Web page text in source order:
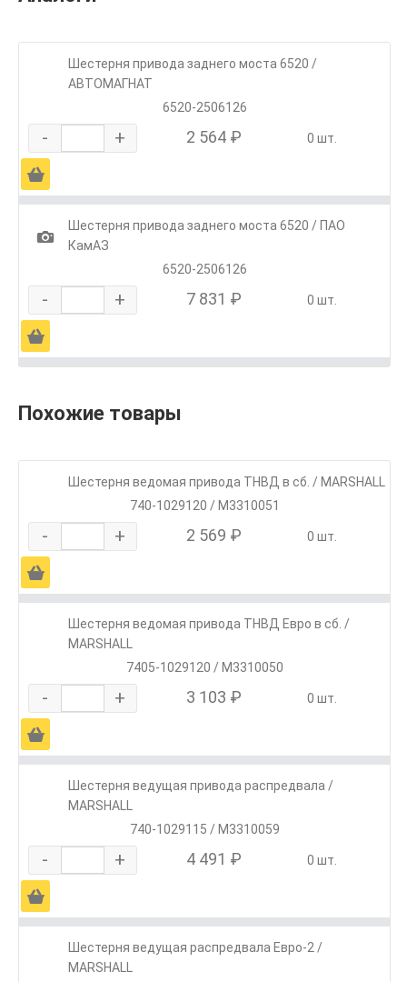
Шестерня привода заднего моста 6520 /
АВТОМАГНАТ
6520-2506126
- + 2 564 ₽ 0 шт.
Ä
1
Шестерня привода заднего моста 6520 / ПАО
КамАЗ
6520-2506126
- + 7 831 ₽ 0 шт.
Ä
Похожие товары
Шестерня ведомая привода ТНВД в сб. / MARSHALL
740-1029120 / M3310051
- + 2 569 ₽ 0 шт.
Ä
Шестерня ведомая привода ТНВД Евро в сб. /
MARSHALL
7405-1029120 / M3310050
- + 3 103 ₽ 0 шт.
Ä
Шестерня ведущая привода распредвала /
MARSHALL
740-1029115 / M3310059
- + 4 491 ₽ 0 шт.
Ä
Шестерня ведущая распредвала Евро-2 /
MARSHALL